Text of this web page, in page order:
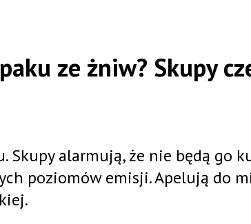
ze żniw? Skupy
Skupy alarmują, że nie będą go
poziomów emisji. Apelują do